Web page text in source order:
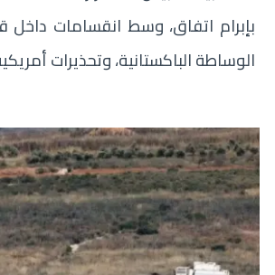
بإبرام اتفاق، وسط انقسامات داخل
الوساطة الباكستانية، وتحذيرات